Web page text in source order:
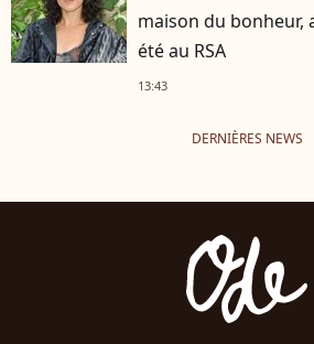
maison du bonheur,
été au RSA
13:43
DERNIÈRES NEWS